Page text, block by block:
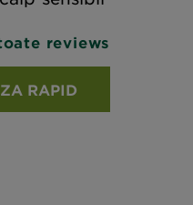
reviews
RAPID